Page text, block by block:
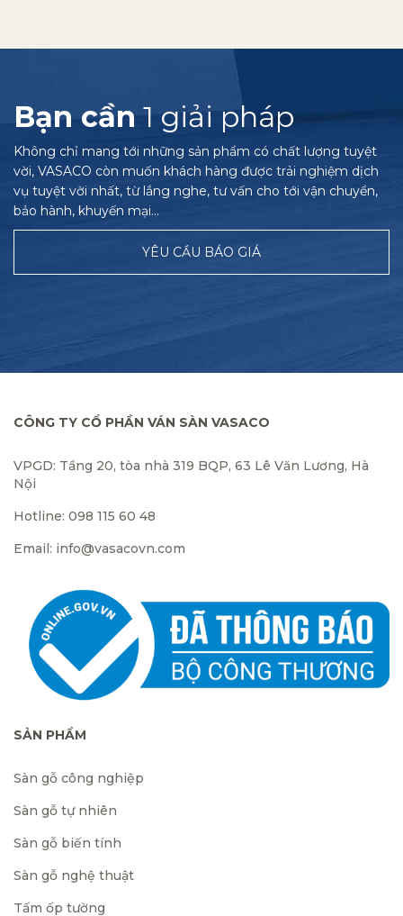
Bạn cần 1 giải pháp
Không chỉ mang tới những sản phẩm có chất lượng tuyệt
vời, VASACO còn muốn khách hàng được trải nghiệm dịch
vụ tuyệt vời nhất, từ lắng nghe, tư vấn cho tới vận chuyển,
bảo hành, khuyến mại…
YÊU CẦU BÁO GIÁ
CÔNG TY CỔ PHẦN VÁN SÀN VASACO
VPGD: Tầng 20, tòa nhà 319 BQP, 63 Lê Văn Lương, Hà
Nội
Hotline: 098 115 60 48
Email: info@vasacovn.com
SẢN PHẨM
Sàn gỗ công nghiệp
Sàn gỗ tự nhiên
Sàn gỗ biến tính
Sàn gỗ nghệ thuật
Tấm ốp tường